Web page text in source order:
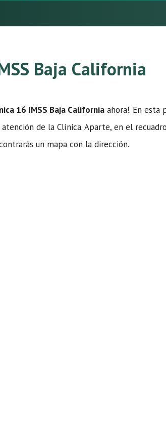
Baja California
16 IMSS Baja California ahora!. En esta
de la Clínica. Aparte, en el
un mapa con la dirección.